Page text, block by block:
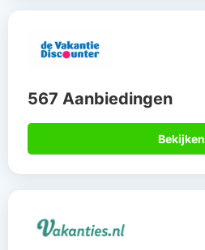
567 Aanbiedingen
Bekijken